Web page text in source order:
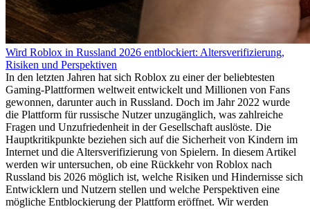
Wird Roblox in Russland 2026 entblockiert: Altersverifizierung,
Risiken und Perspektiven
In den letzten Jahren hat sich Roblox zu einer der beliebtesten
Gaming-Plattformen weltweit entwickelt und Millionen von Fans
gewonnen, darunter auch in Russland. Doch im Jahr 2022 wurde
die Plattform für russische Nutzer unzugänglich, was zahlreiche
Fragen und Unzufriedenheit in der Gesellschaft auslöste. Die
Hauptkritikpunkte beziehen sich auf die Sicherheit von Kindern im
Internet und die Altersverifizierung von Spielern. In diesem Artikel
werden wir untersuchen, ob eine Rückkehr von Roblox nach
Russland bis 2026 möglich ist, welche Risiken und Hindernisse sich
Entwicklern und Nutzern stellen und welche Perspektiven eine
mögliche Entblockierung der Plattform eröffnet. Wir werden